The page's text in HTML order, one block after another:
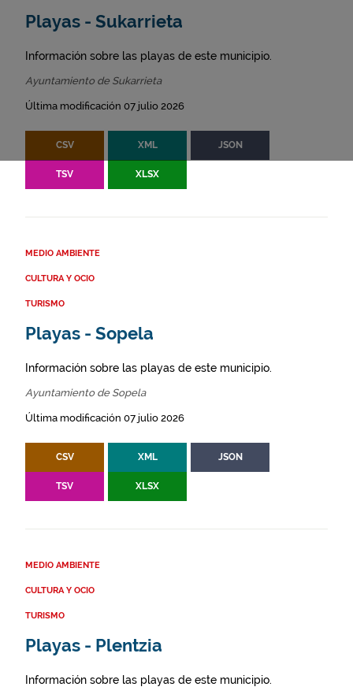
Playas - Sukarrieta
Información sobre las playas de este municipio.
Ayuntamiento de Sukarrieta
Última modificación 07 julio 2026
CSV XML JSON
TSV XLSX
MEDIO AMBIENTE
CULTURA Y OCIO
TURISMO
Playas - Sopela
Información sobre las playas de este municipio.
Ayuntamiento de Sopela
Última modificación 07 julio 2026
CSV XML JSON
TSV XLSX
MEDIO AMBIENTE
CULTURA Y OCIO
TURISMO
Playas - Plentzia
Información sobre las playas de este municipio.